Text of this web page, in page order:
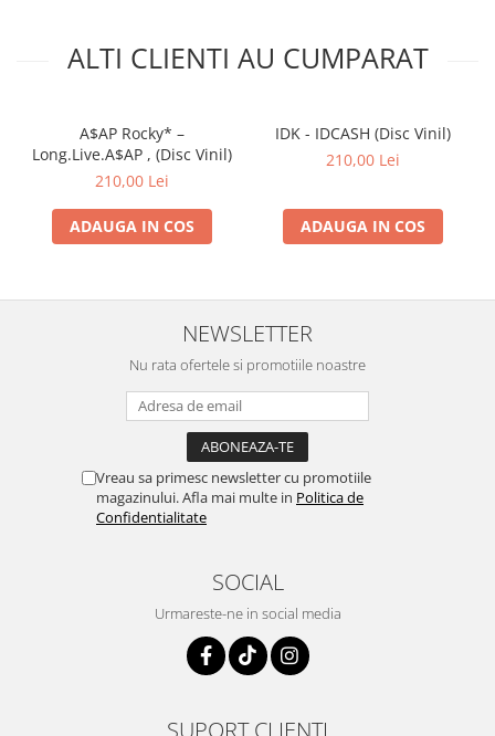
ALTI CLIENTI AU CUMPARAT
A$AP Rocky* –
Long.Live.A$AP , (Disc Vinil)
210,00 Lei
ADAUGA IN COS
IDK - IDCASH (Disc Vinil)
210,00 Lei
ADAUGA IN COS
NEWSLETTER
Nu rata ofertele si promotiile noastre
Vreau sa primesc newsletter cu promotiile
magazinului. Afla mai multe in Politica de
Confidentialitate
SOCIAL
Urmareste-ne in social media
SUPORT CLIENTI